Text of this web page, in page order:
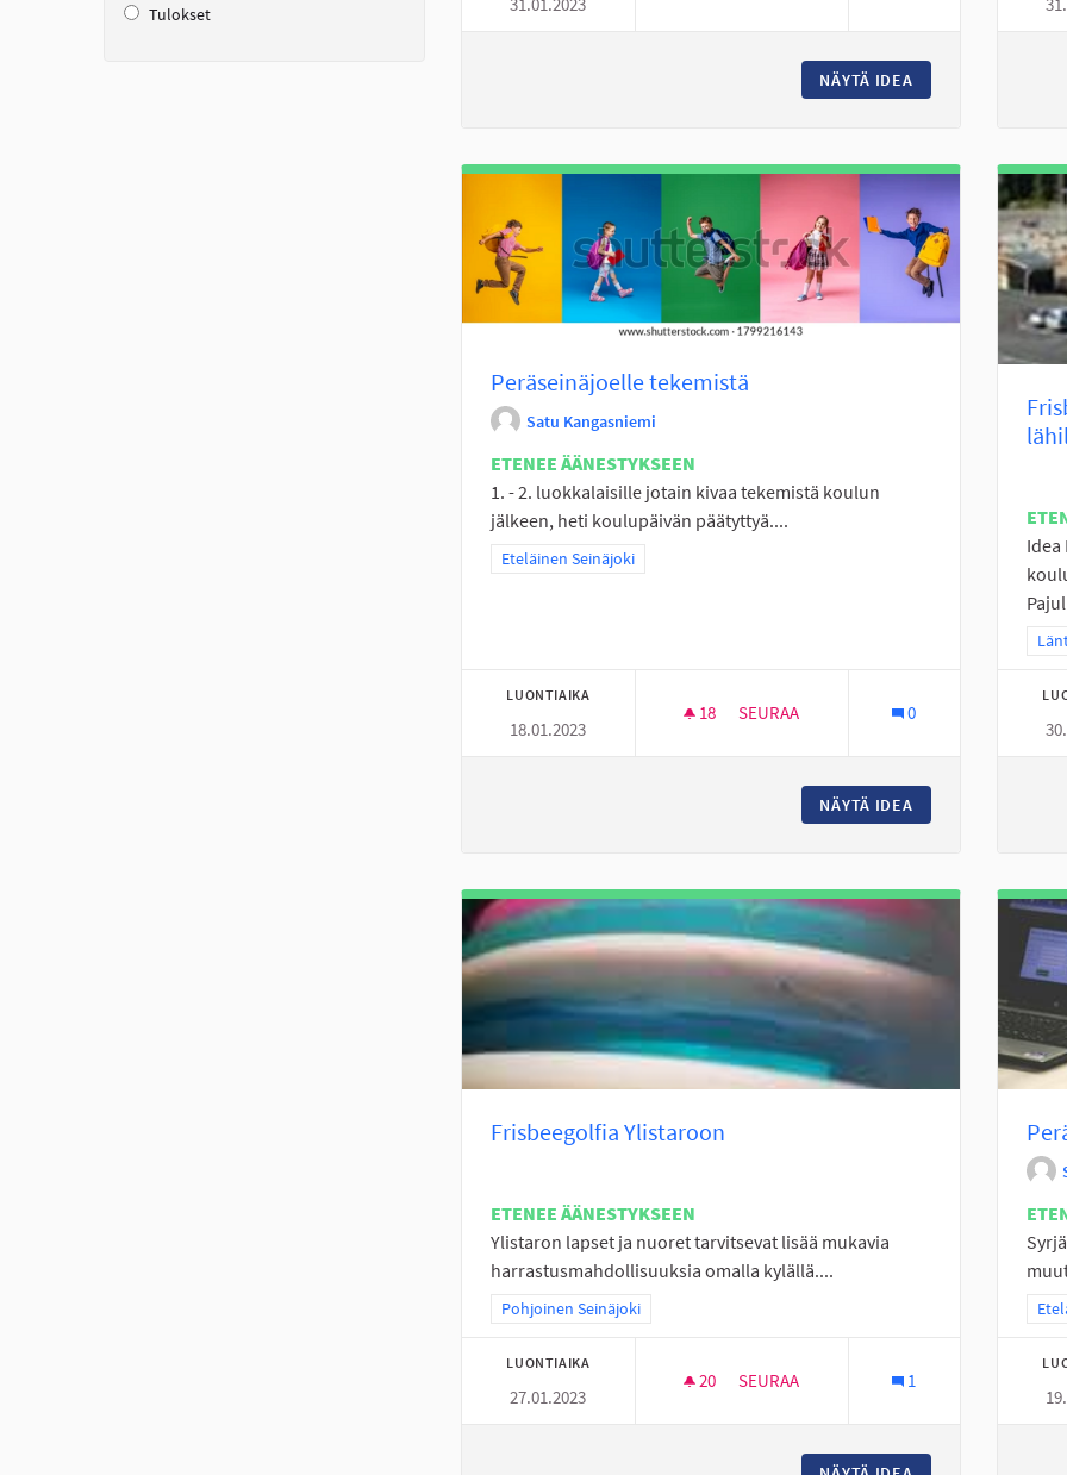
Tulokset
VAIJERILIUKU ALAVIITALAN KOULUN
NÄYTÄ IDEA
Peräseinäjoelle tekemistä
Satu Kangasniemi
ETENEE ÄÄNESTYKSEEN
1. - 2. luokkalaisille jotain kivaa tekemistä koulun
jälkeen, heti koulupäivän päätyttyä....
Rajaa tulokset teeman mukaan: Eteläinen Seinäjoki
Eteläinen Seinäjoki
LUONTIAIKA
18.01.2023
18 18 SEURAAJAA
SEURAA 0
NÄYTÄ IDEA
Frisbeegolfia Ylistaroon
ETENEE ÄÄNESTYKSEEN
Ylistaron lapset ja nuoret tarvitsevat lisää mukavia
harrastusmahdollisuuksia omalla kylällä....
Rajaa tulokset teeman mukaan: Pohjoinen Seinäjoki
Pohjoinen Seinäjoki
LUONTIAIKA
27.01.2023
20 20 SEURAAJAA
SEURAA 1